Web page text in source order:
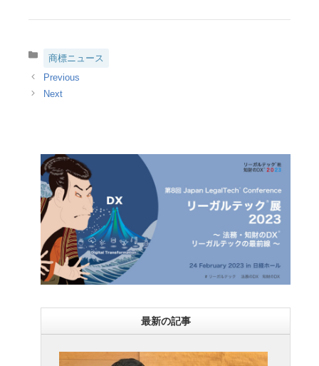
トバンク「正式に
ない」 しかし
LINEが商標出願済
み」
いとは？
カ
ゴ
リ
商標ニュース
最新の記事